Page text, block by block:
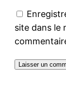
site dans le